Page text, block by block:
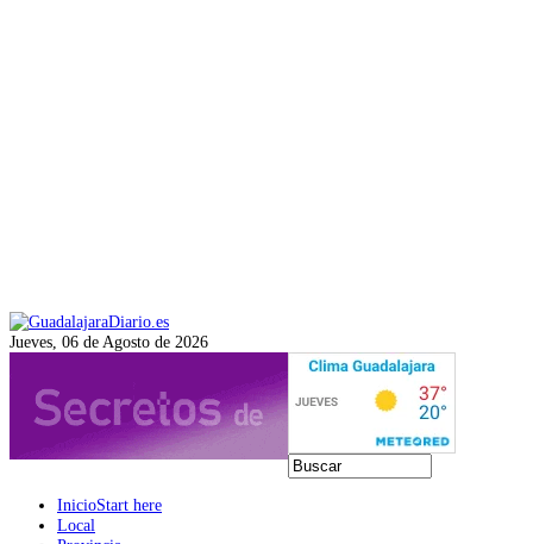
Jueves, 06 de Agosto de 2026
InicioStart here
Local